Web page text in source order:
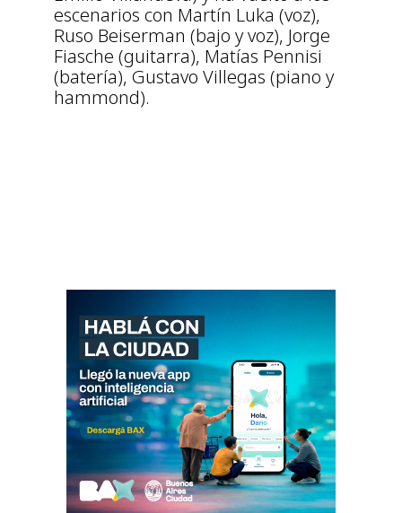
escenarios con Martín Luka (voz),
Ruso Beiserman (bajo y voz), Jorge
Fiasche (guitarra), Matías Pennisi
(batería), Gustavo Villegas (piano y
hammond).